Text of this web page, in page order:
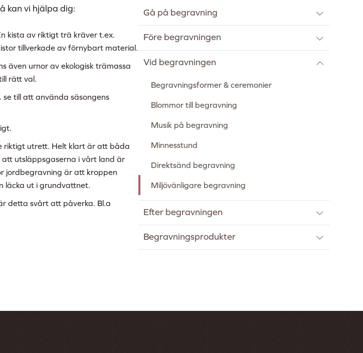
kan vi hjälpa dig:
kista av riktigt trä kräver t.ex.
tillverkade av förnybart material.
även urnor av ekologisk trämassa
rätt val.
till att använda säsongens
riktigt utrett. Helt klart är att båda
att utsläppsgaserna i vårt land är
jordbegravning är att kroppen
läcka ut i grundvattnet.
detta svårt att påverka. Bl.a
Gå på begravning
Före begravningen
Vid begravningen
Begravningsformer & ceremonier
Blommor till begravning
Musik på begravning
Minnesstund
Direktsänd begravning
Miljövänligare begravning
Efter begravningen
Begravningsprodukter